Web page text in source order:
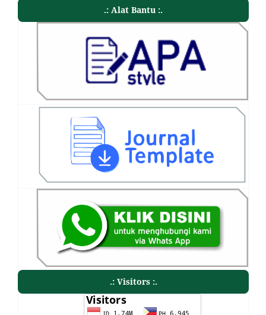
.: Alat Bantu :.
.: Visitors :.